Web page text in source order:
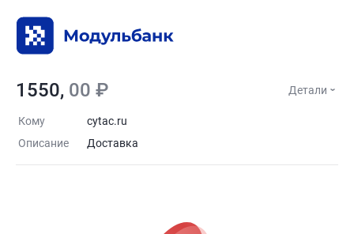
1550, 00 ₽ Детали
Кому
cytac.ru
Описание
Доставка